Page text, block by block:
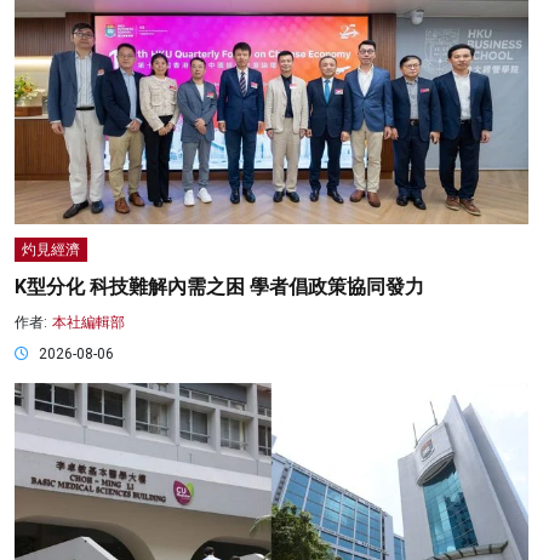
灼見經濟
K型分化 科技難解內需之困 學者倡政策協同發力
作者: 本社編輯部
2026-08-06